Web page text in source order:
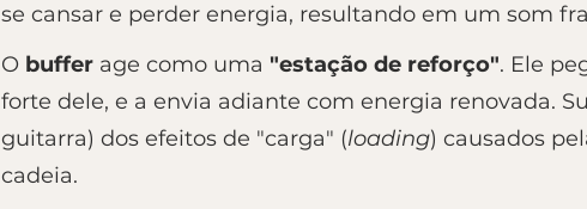
se cansar e perder energia, resultando em um som
O buffer age como uma "estação de reforço". Ele
forte dele, e a envia adiante com energia renovada.
guitarra) dos efeitos de "carga" (loading) causados
cadeia.